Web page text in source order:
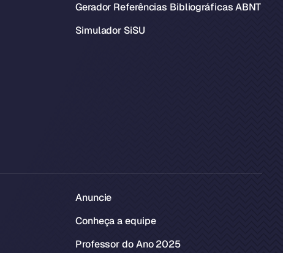
Gerador Referências Bibliográficas ABNT
Simulador SiSU
Anuncie
Conheça a equipe
Professor do Ano 2025